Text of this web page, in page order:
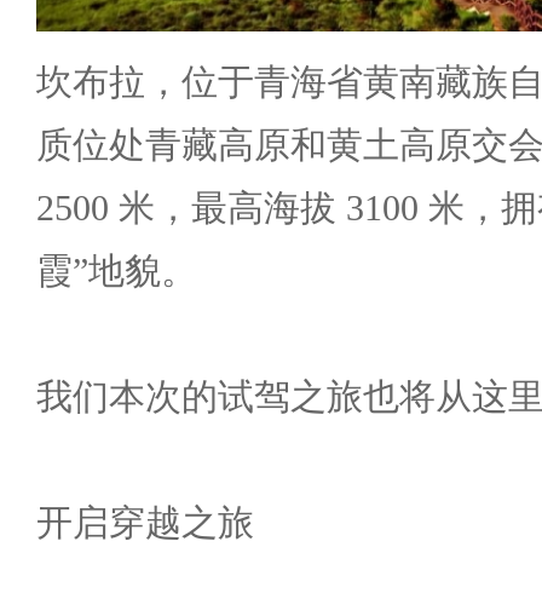
坎布拉，位于青海省黄南藏族
质位处青藏高原和黄土高原交
2500 米，最高海拔 3100 米，
霞”地貌。
我们本次的试驾之旅也将从这
开启穿越之旅